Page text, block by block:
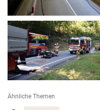
Ähnliche Themen